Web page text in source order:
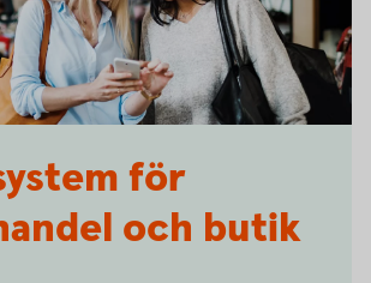
för
och butik